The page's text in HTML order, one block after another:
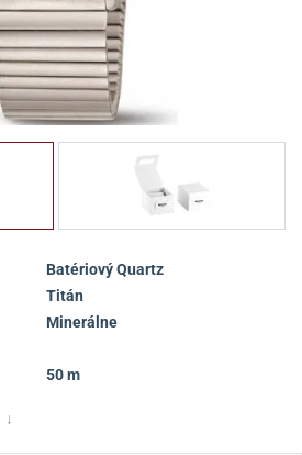
Batériový Quartz
Titán
Minerálne
50 m
↓